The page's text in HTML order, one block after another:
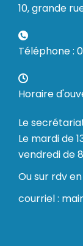
10, grande
Téléphone :
Horaire
Le
Le mardi de
vendredi de
Ou sur rdv
courriel :